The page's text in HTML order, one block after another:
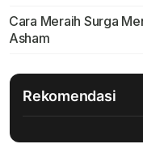
Cara Meraih Surga
Asham
Rekomendasi